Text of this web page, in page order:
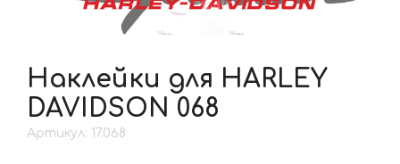
Наклейки для HARLEY
DAVIDSON 068
Артикул: 17.068